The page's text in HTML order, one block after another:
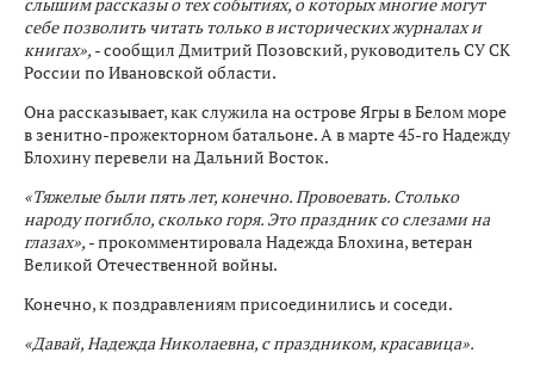
себе позволить читать только в исторических журналах и
книгах», - сообщил Дмитрий Позовский, руководитель СУ СК
России по Ивановской области.
Она рассказывает, как служила на острове Ягры в Белом море
в зенитно-прожекторном батальоне. А в марте 45-го Надежду
Блохину перевели на Дальний Восток.
«Тяжелые были пять лет, конечно. Провоевать. Столько
народу погибло, сколько горя. Это праздник со слезами на
глазах», - прокомментировала Надежда Блохина, ветеран
Великой Отечественной войны.
Конечно, к поздравлениям присоединились и соседи.
«Давай, Надежда Николаевна, с праздником, красавица».